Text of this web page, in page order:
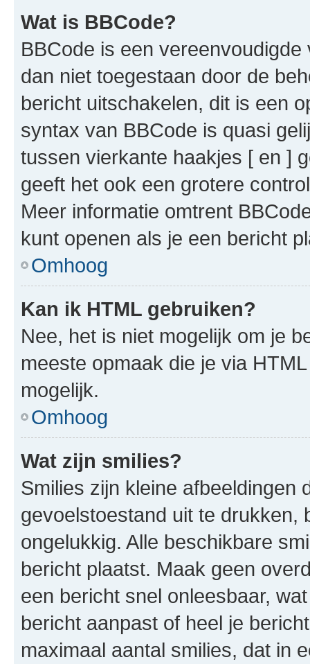
Wat is BBCode?
BBCode is een
dan niet toegestaan door de
bericht uitschakelen, dit is een
syntax van BBCode is quasi
tussen vierkante haakjes [ en ]
geeft het ook een grotere
Meer informatie omtrent
kunt openen als je een bericht
Omhoog
Kan ik HTML gebruiken?
Nee, het is niet mogelijk om je
meeste opmaak die je via
mogelijk.
Omhoog
Wat zijn smilies?
Smilies zijn kleine afbeeldingen
gevoelstoestand uit te drukken,
ongelukkig. Alle beschikbare
bericht plaatst. Maak geen
een bericht snel onleesbaar,
bericht aanpast of heel je
maximaal aantal smilies, dat in